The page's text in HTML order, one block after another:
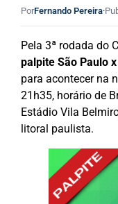
PorFernando Pereira·
Pela 3ª rodada do
palpite São Paulo
para acontecer na
21h35, horário de
Estádio Vila
litoral paulista.